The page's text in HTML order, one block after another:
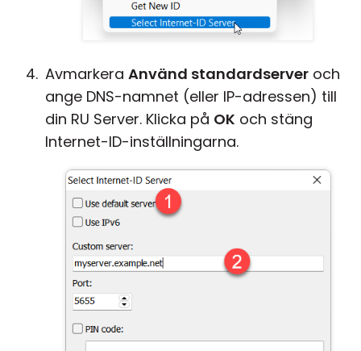
Avmarkera Använd standardserver och
ange DNS-namnet (eller IP-adressen) till
din RU Server. Klicka på OK och stäng
Internet-ID-inställningarna.